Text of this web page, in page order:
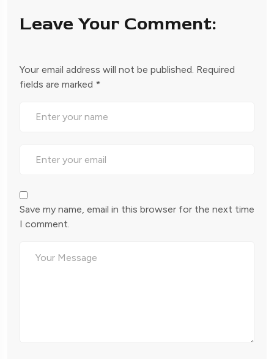
Leave Your Comment:
Your email address will not be published. Required
fields are marked *
Save my name, email in this browser for the next time
I comment.